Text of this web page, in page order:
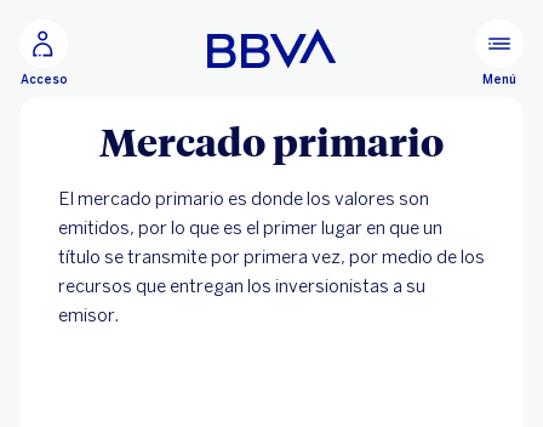
Acceso Menú
Mercado primario
El mercado primario es donde los valores son
emitidos, por lo que es el primer lugar en que un
título se transmite por primera vez, por medio de los
recursos que entregan los inversionistas a su
emisor.